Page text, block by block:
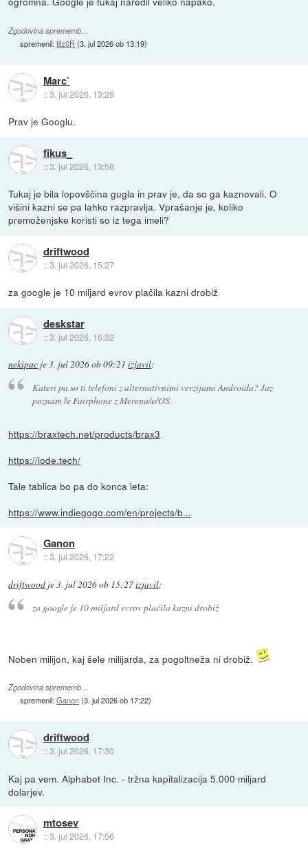
Zgodovina sprememb…
spremenil:tilz0R (3. jul 2026 ob 13:19)
Marc`
::3. jul 2026, 13:28
Prav je Googlu.
fikus_
::3. jul 2026, 13:58
Tukaj je bila lopovščina gugla in prav je, da so ga kaznovali. O
višini kazni se pa lahko razpravlja. Vprašanje je, koliko
premoženjske koristi so iz tega imeli?
driftwood
::3. jul 2026, 15:27
za google je 10 miljard evrov plačila kazni drobiž
deskstar
::3. jul 2026, 16:32
nekipac je3. jul 2026 ob 09:21 izjavil:
Kateri pa so ti telefoni z alternativnimi verzijami Androida? Jaz
poznam le Fairphone z Merena/e/OS.
https://braxtech.net/products/brax3
https://iode.tech/
Tale tablica bo pa do konca leta:
https://www.indiegogo.com/en/projects/b...
Ganon
::3. jul 2026, 17:22
driftwood je3. jul 2026 ob 15:27izjavil:
za google je 10 miljard evrov plačila kazni drobiž
Noben milijon, kaj šele milijarda, za pogoltneža ni drobiž.
Zgodovina sprememb…
spremenil:Ganon(3. jul 2026 ob 17:22)
driftwood
::3. jul 2026, 17:30
Kaj pa vem. Alphabet Inc. - tržna kapitalizacija 5.000 miljard
dolarjev.
mtosev
::3. jul 2026, 17:56